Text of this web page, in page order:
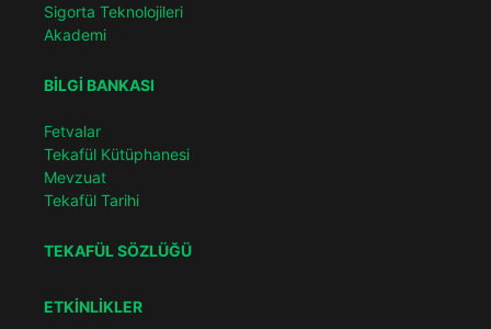
Sigorta Teknolojileri
Akademi
BİLGİ BANKASI
Fetvalar
Tekafül Kütüphanesi
Mevzuat
Tekafül Tarihi
TEKAFÜL SÖZLÜĞÜ
ETKİNLİKLER